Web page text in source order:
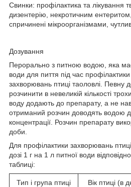
Свинки: профілактика та лікування
дизентерію, некротичним
спричинені мікроорганізмами,
Дозування
Перорально з питною водою, яка
води для пиття під час профілактики
захворювань птиці таоловлі. Певну
розчинити в невеликій кількості
воду додають до препарату, а не
отриманий розчин доводять водою
концентрації. Розчин препарату
доби.
Для профілактики захворювань
дозі 1 г на 1 л питної води
таблиці:
Тип і група птиці Вік птиці (в